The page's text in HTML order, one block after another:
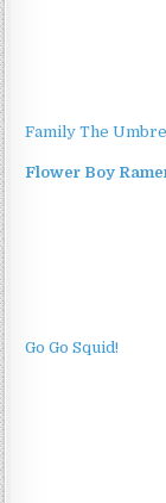
Family The
Flower Boy
Go Go Squid!